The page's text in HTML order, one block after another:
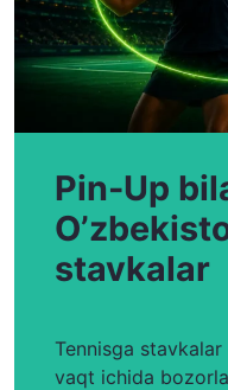
Pin-Up
stavkalar
Tennisga
vaqt ichida